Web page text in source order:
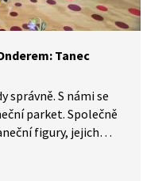
Tanec
správně. S námi se
parket. Společně
figury, jejich